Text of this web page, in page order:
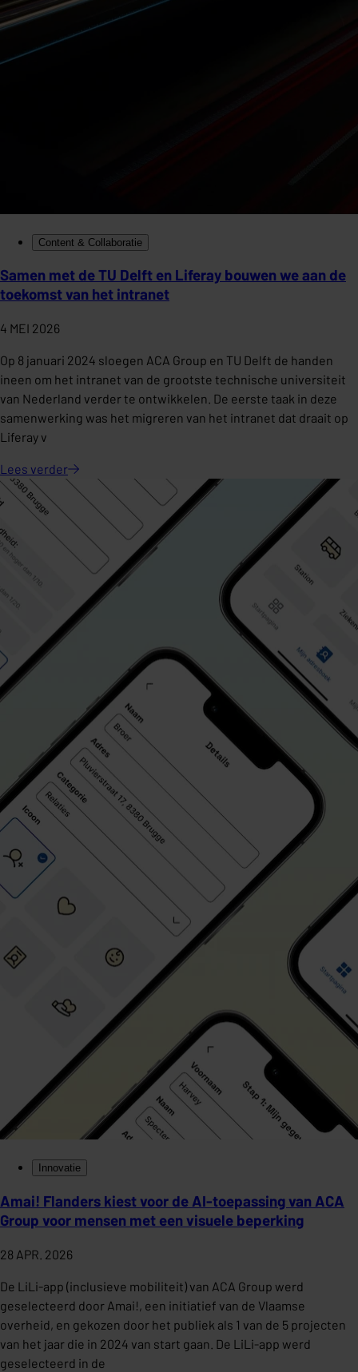
Content & Collaboratie
Samen met de TU Delft en Liferay bouwen we aan de
toekomst van het intranet
4 MEI 2026
Op 8 januari 2024 sloegen ACA Group en TU Delft de handen
ineen om het intranet van de grootste technische universiteit
van Nederland verder te ontwikkelen. De eerste taak in deze
samenwerking was het migreren van het intranet dat draait op
Liferay v
Lees verder
Innovatie
Amai! Flanders kiest voor de AI-toepassing van ACA
Group voor mensen met een visuele beperking
28 APR. 2026
De LiLi-app (inclusieve mobiliteit) van ACA Group werd
geselecteerd door Amai!, een initiatief van de Vlaamse
overheid, en gekozen door het publiek als 1 van de 5 projecten
van het jaar die in 2024 van start gaan. De LiLi-app werd
geselecteerd in de